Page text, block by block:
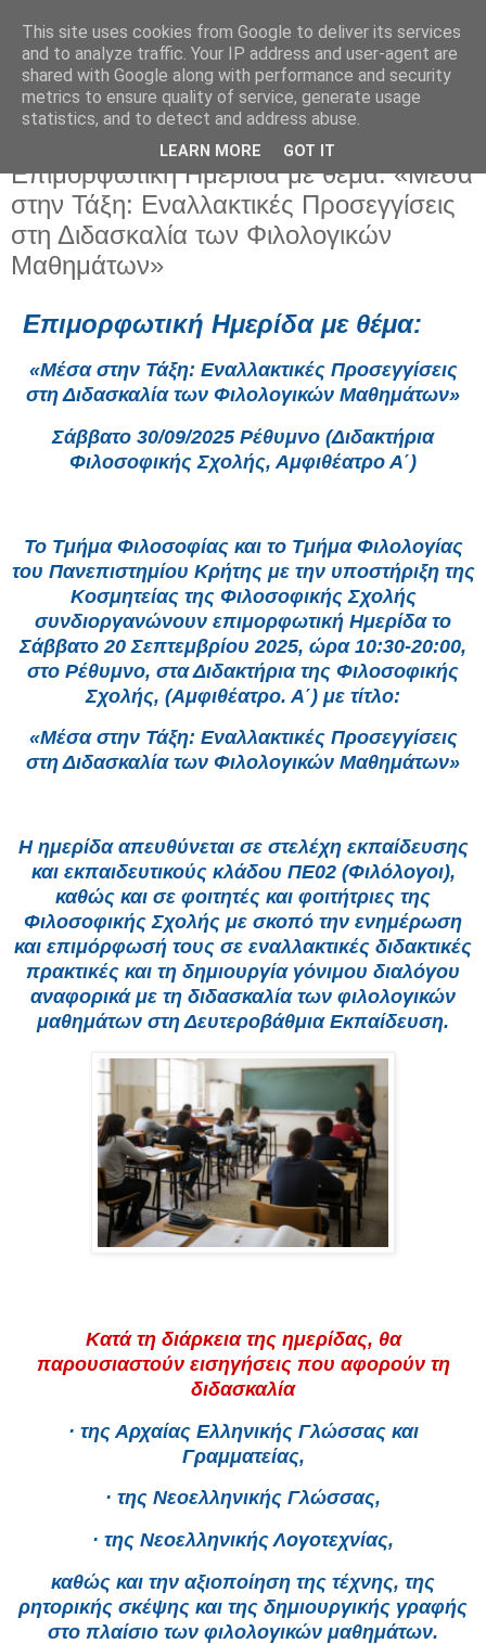
Τρίτη 16 Σεπτεμβρίου 2025
Επιμορφωτική Ημερίδα με θέμα: «Μέσα
στην Τάξη: Εναλλακτικές Προσεγγίσεις
στη Διδασκαλία των Φιλολογικών
Μαθημάτων»
Επιμορφωτική Ημερίδα με θέμα:
«Μέσα στην Τάξη: Εναλλακτικές Προσεγγίσεις
στη Διδασκαλία των Φιλολογικών Μαθημάτων»
Σάββατο 30/09/2025 Ρέθυμνο (Διδακτήρια
Φιλοσοφικής Σχολής, Αμφιθέατρο Α΄)
Το Τμήμα Φιλοσοφίας και το Τμήμα Φιλολογίας
του Πανεπιστημίου Κρήτης με την υποστήριξη της
Κοσμητείας της Φιλοσοφικής Σχολής
συνδιοργανώνουν επιμορφωτική Ημερίδα το
Σάββατο 20 Σεπτεμβρίου 2025, ώρα 10:30-20:00,
στο Ρέθυμνο, στα Διδακτήρια της Φιλοσοφικής
Σχολής, (Αμφιθέατρο. Α΄) με τίτλο:
«Μέσα στην Τάξη: Εναλλακτικές Προσεγγίσεις
στη Διδασκαλία των Φιλολογικών Μαθημάτων»
Η ημερίδα απευθύνεται σε στελέχη εκπαίδευσης
και εκπαιδευτικούς κλάδου ΠΕ02 (Φιλόλογοι),
καθώς και σε φοιτητές και φοιτήτριες της
Φιλοσοφικής Σχολής με σκοπό την ενημέρωση
και επιμόρφωσή τους σε εναλλακτικές διδακτικές
πρακτικές και τη δημιουργία γόνιμου διαλόγου
αναφορικά με τη διδασκαλία των φιλολογικών
μαθημάτων στη Δευτεροβάθμια Εκπαίδευση.
Κατά τη διάρκεια της ημερίδας, θα
παρουσιαστούν εισηγήσεις που αφορούν τη
διδασκαλία
· της Αρχαίας Ελληνικής Γλώσσας και
Γραμματείας,
· της Νεοελληνικής Γλώσσας,
· της Νεοελληνικής Λογοτεχνίας,
καθώς και την αξιοποίηση της τέχνης, της
ρητορικής σκέψης και της δημιουργικής γραφής
στο πλαίσιο των φιλολογικών μαθημάτων.
This site uses cookies from Google to deliver its services
and to analyze traffic. Your IP address and user-agent are
shared with Google along with performance and security
metrics to ensure quality of service, generate usage
statistics, and to detect and address abuse.
LEARN MORE GOT IT